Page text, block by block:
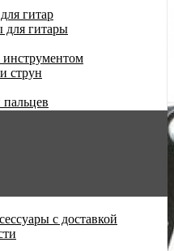
гитар
гитары
инструментом
струн
с доставкой